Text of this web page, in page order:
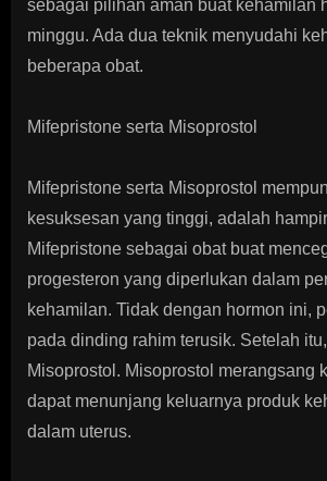
sebagai pilihan aman buat kehamilan
minggu. Ada dua teknik menyudahi
beberapa obat.
Mifepristone serta Misoprostol
Mifepristone serta Misoprostol
kesuksesan yang tinggi, adalah
Mifepristone sebagai obat buat
progesteron yang diperlukan dalam
kehamilan. Tidak dengan hormon ini,
pada dinding rahim terusik. Setelah
Misoprostol. Misoprostol merangsang
dapat menunjang keluarnya produk
dalam uterus.